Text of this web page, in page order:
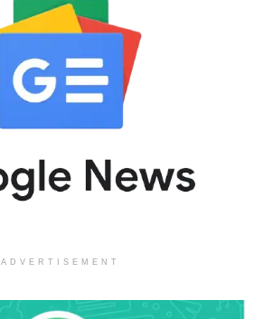
ADVERTISEMENT